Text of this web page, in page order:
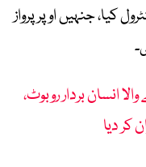
کیا، جنہیں اوپر پرواز
انسان بردار روبوٹ،
کر دیا